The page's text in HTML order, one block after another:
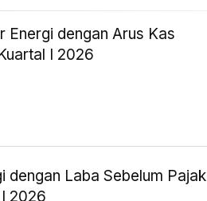
Energi dengan Arus Kas
I 2026
dengan Laba Sebelum Pajak
2026